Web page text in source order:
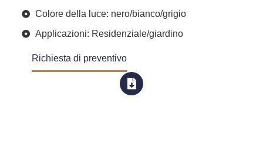
Colore della luce: nero/bianco/grigio
Applicazioni: Residenziale/giardino
Richiesta di preventivo